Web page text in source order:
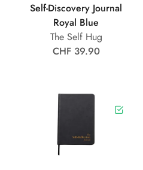
Self-Discovery Journal
Royal Blue
The Self Hug
CHF 39.90